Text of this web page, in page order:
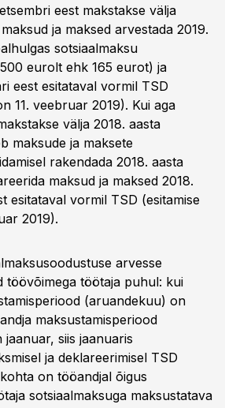
eest makstakse välja
ja maksed arvestada 2019.
sotsiaalmaksu
eurolt ehk 165 eurot) ja
eest esitataval vormil TSD
11. veebruar 2019). Kui aga
välja 2018. aasta
maksude ja maksete
rakendada 2018. aasta
maksud ja maksed 2018.
esitataval vormil TSD (esitamise
2019).
arvesse
töövõimega töötaja puhul: kui
(aruandekuu) on
maksustamisperiood
siis jaanuaris
ja deklareerimisel TSD
on tööandjal õigus
sotsiaalmaksuga maksustatava